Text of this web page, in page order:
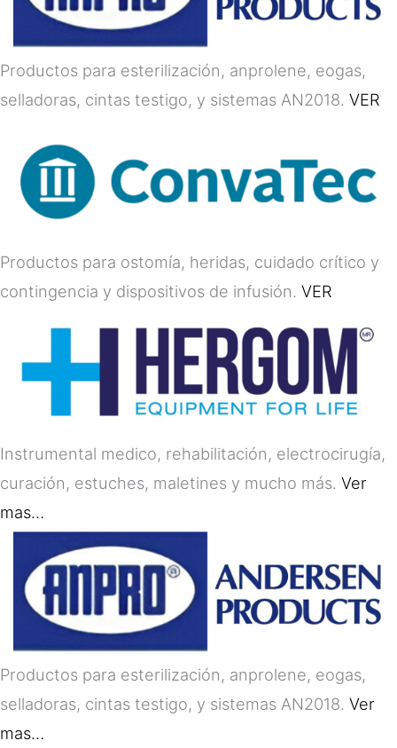
Productos para esterilización, anprolene, eogas,
selladoras, cintas testigo, y sistemas AN2018. VER
Productos para ostomía, heridas, cuidado crítico y
contingencia y dispositivos de infusión. VER
Instrumental medico, rehabilitación, electrocirugía,
curación, estuches, maletines y mucho más. Ver
mas…
Productos para esterilización, anprolene, eogas,
selladoras, cintas testigo, y sistemas AN2018. Ver
mas…